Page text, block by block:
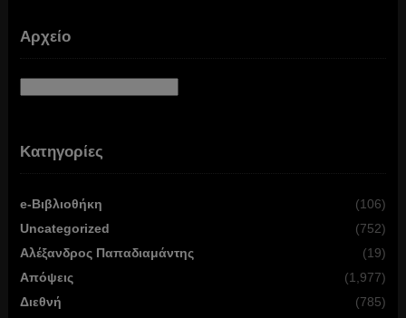
Αρχείο
Κατηγορίες
e-Βιβλιοθήκη
(106)
Uncategorized
(752)
Αλέξανδρος Παπαδιαμάντης
(19)
Απόψεις
(1,977)
Διεθνή
(785)